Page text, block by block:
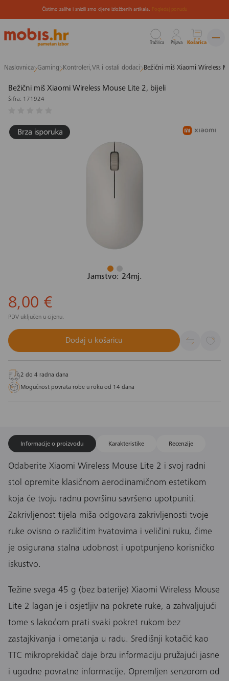
na
Čistimo zalihe i snizili smo cijene izložbenih artikala. Pogledaj ponudu
Tražilica Prijava Košarica
Naslovnica Gaming Kontroleri,VR i ostali dodaci Bežični miš Xiaomi Wireless
Bežični miš Xiaomi Wireless Mouse Lite 2, bijeli
Šifra: 171924
Jamstvo: 24mj.
8,00 €
PDV uključen u cijenu.
Dodaj u košaricu
2 do 4 radna dana
Mogućnost povrata robe u roku od 14 dana
Informacije o proizvodu Karakteristike Recenzije
Odaberite Xiaomi Wireless Mouse Lite 2 i svoj radni
stol opremite klasičnom aerodinamičnom estetikom
koja će tvoju radnu površinu savršeno upotpuniti.
Zakrivljenost tijela miša odgovara zakrivljenosti tvoje
ruke ovisno o različitim hvatovima i veličini ruku, čime
je osigurana stalna udobnost i upotpunjeno korisničko
iskustvo.
Težine svega 45 g (bez baterije) Xiaomi Wireless Mouse
Lite 2 lagan je i osjetljiv na pokrete ruke, a zahvaljujući
tome s lakoćom prati svaki pokret rukom bez
zastajkivanja i ometanja u radu. Središnji kotačić kao
TTC mikroprekidač daje brzu informaciju pružajući jasne
i ugodne povratne informacije. Opremljen senzorom od